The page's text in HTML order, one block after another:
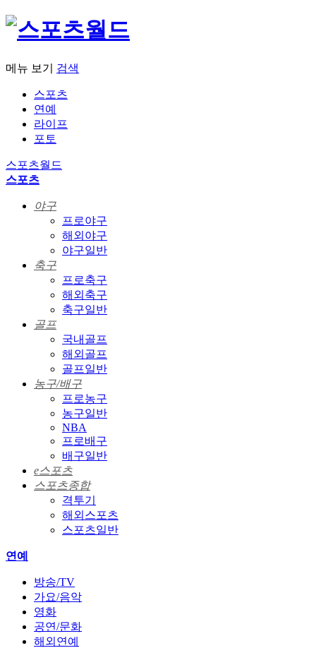
메뉴 보기 검색
스포츠
연예
라이프
포토
스포츠월드
스포츠
야구
프로야구
해외야구
야구일반
축구
프로축구
해외축구
축구일반
골프
국내골프
해외골프
골프일반
농구/배구
프로농구
농구일반
NBA
프로배구
배구일반
e스포츠
스포츠종합
격투기
해외스포츠
스포츠일반
연예
방송/TV
가요/음악
영화
공연/문화
해외연예